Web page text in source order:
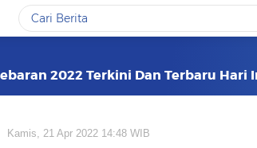
2022 Terkini Dan Terbaru Hari
Kamis, 21 Apr 2022 14:48 WIB